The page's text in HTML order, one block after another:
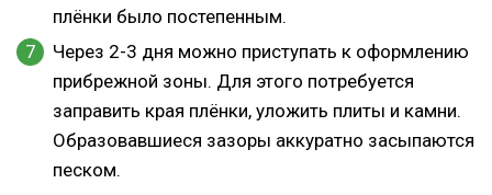
плёнки было постепенным.
Через 2-3 дня можно приступать к оформлению
прибрежной зоны. Для этого потребуется
заправить края плёнки, уложить плиты и камни.
Образовавшиеся зазоры аккуратно засыпаются
песком.